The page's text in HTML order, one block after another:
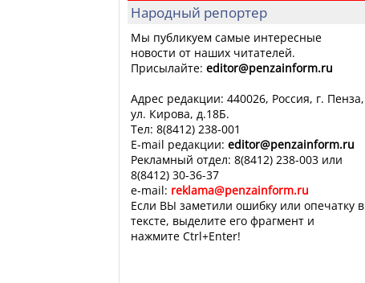
Народный репортер
Мы публикуем самые интересные
новости от наших читателей.
Присылайте: editor@penzainform.ru
Адрес редакции: 440026, Россия, г. Пенза,
ул. Кирова, д.18Б.
Тел: 8(8412) 238-001
E-mail редакции: editor@penzainform.ru
Рекламный отдел: 8(8412) 238-003 или
8(8412) 30-36-37
e-mail: reklama@penzainform.ru
Если ВЫ заметили ошибку или опечатку в
тексте, выделите его фрагмент и
нажмите Ctrl+Enter!